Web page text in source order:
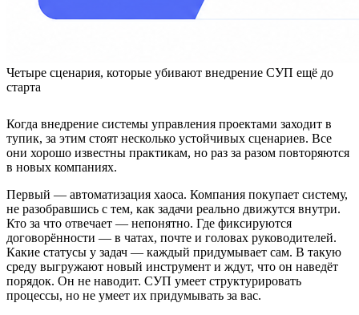
Четыре сценария, которые убивают внедрение СУП ещё до
старта
Когда внедрение системы управления проектами заходит в
тупик, за этим стоят несколько устойчивых сценариев. Все
они хорошо известны практикам, но раз за разом повторяются
в новых компаниях.
Первый — автоматизация хаоса. Компания покупает систему,
не разобравшись с тем, как задачи реально движутся внутри.
Кто за что отвечает — непонятно. Где фиксируются
договорённости — в чатах, почте и головах руководителей.
Какие статусы у задач — каждый придумывает сам. В такую
среду выгружают новый инструмент и ждут, что он наведёт
порядок. Он не наводит. СУП умеет структурировать
процессы, но не умеет их придумывать за вас.